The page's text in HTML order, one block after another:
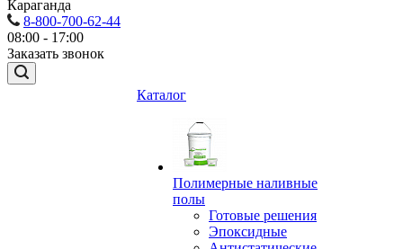
Караганда
8-800-700-62-44
08:00 - 17:00
Заказать звонок
Каталог
Полимерные наливные
полы
Готовые решения
Эпоксидные